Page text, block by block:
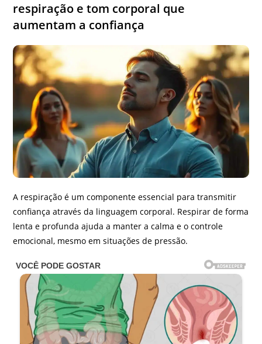
respiração e tom corporal que
aumentam a confiança
A respiração é um componente essencial para transmitir
confiança através da linguagem corporal. Respirar de forma
lenta e profunda ajuda a manter a calma e o controle
emocional, mesmo em situações de pressão.